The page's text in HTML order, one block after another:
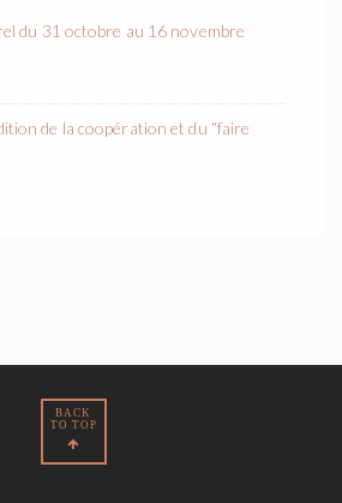
du 31 octobre au 16 novembre
de la coopération et du “faire
BACK
TO TOP